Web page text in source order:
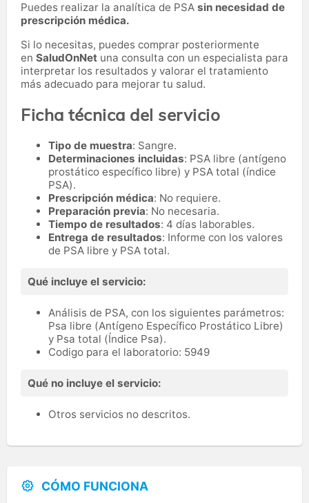
Puedes realizar la analítica de PSA sin necesidad de
prescripción médica.
Si lo necesitas, puedes comprar posteriormente
en SaludOnNet una consulta con un especialista para
interpretar los resultados y valorar el tratamiento
más adecuado para mejorar tu salud.
Ficha técnica del servicio
Tipo de muestra: Sangre.
Determinaciones incluidas: PSA libre (antígeno
prostático específico libre) y PSA total (índice
PSA).
Prescripción médica: No requiere.
Preparación previa: No necesaria.
Tiempo de resultados: 4 días laborables.
Entrega de resultados: Informe con los valores
de PSA libre y PSA total.
Qué incluye el servicio:
Análisis de PSA, con los siguientes parámetros:
Psa libre (Antígeno Específico Prostático Libre)
y Psa total (Índice Psa).
Codigo para el laboratorio: 5949
Qué no incluye el servicio:
Otros servicios no descritos.
CÓMO FUNCIONA